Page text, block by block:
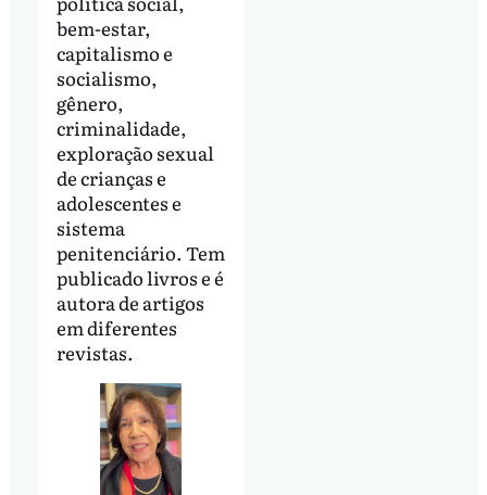
bem-estar,
capitalismo e
socialismo,
gênero,
criminalidade,
exploração sexual
de crianças e
adolescentes e
sistema
penitenciário. Tem
publicado livros e é
autora de artigos
em diferentes
revistas.